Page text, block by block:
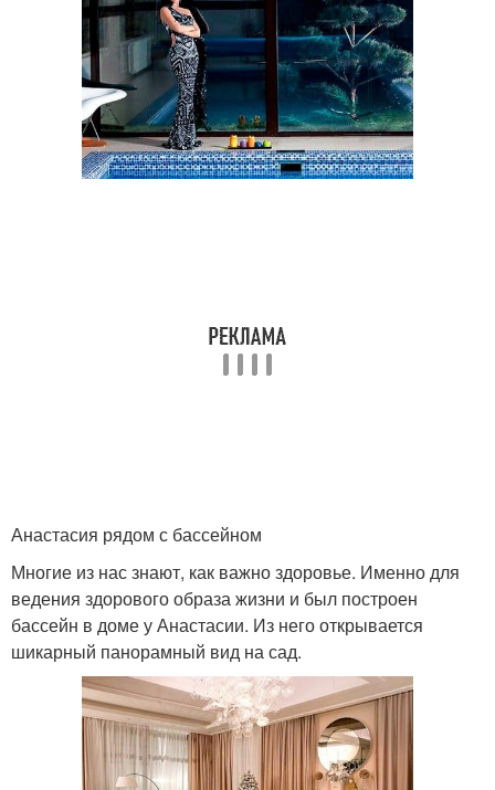
Анастасия рядом с бассейном
Многие из нас знают, как важно здоровье. Именно для
ведения здорового образа жизни и был построен
бассейн в доме у Анастасии. Из него открывается
шикарный панорамный вид на сад.